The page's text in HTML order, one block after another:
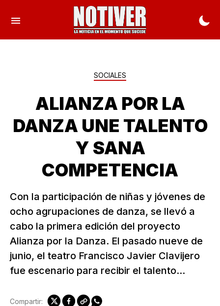
SOCIALES
ALIANZA POR LA
DANZA UNE TALENTO
Y SANA
COMPETENCIA
Con la participación de niñas y jóvenes de
ocho agrupaciones de danza, se llevó a
cabo la primera edición del proyecto
Alianza por la Danza. El pasado nueve de
junio, el teatro Francisco Javier Clavijero
fue escenario para recibir el talento...
Compartir: